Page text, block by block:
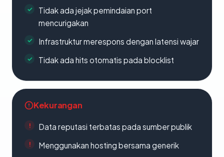
Tidak ada jejak pemindaian port
mencurigakan
Infrastruktur merespons dengan latensi wajar
Tidak ada hits otomatis pada blocklist
Kekurangan
Data reputasi terbatas pada sumber publik
Menggunakan hosting bersama generik